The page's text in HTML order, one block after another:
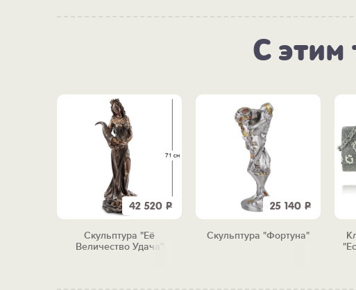
С этим
42 520 Р
Скульптура "Её
Величество Удача"
25 140 Р
Скульптура "Фортуна"